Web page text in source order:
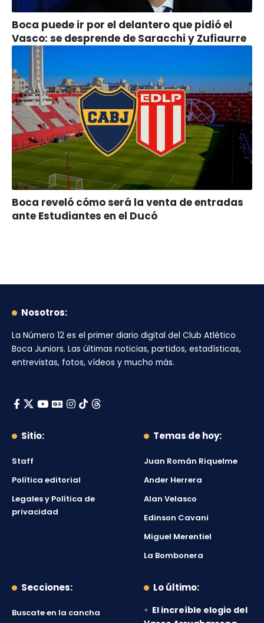
Boca puede ir por el delantero que pidió el
Vasco: se desprende de Saracchi y Zufiaurre
Boca reveló cómo será la venta de entradas
ante Estudiantes en el Ducó
Nosotros:
La Número 12 es el primer diario digital del Club Atlético
Boca Juniors. Las últimas noticias, partidos, estadísticas,
entrevistas, fotos, vídeos y mucho más.
Sitio:
Staff
Política editorial
Legales y Política de
privacidad
Temas de hoy:
Juan Román Riquelme
Ander Herrera
Alan Velasco
Edinson Cavani
Miguel Merentiel
La Bombonera
Secciones:
Buscate en la cancha
Lo último:
El increíble elogio del